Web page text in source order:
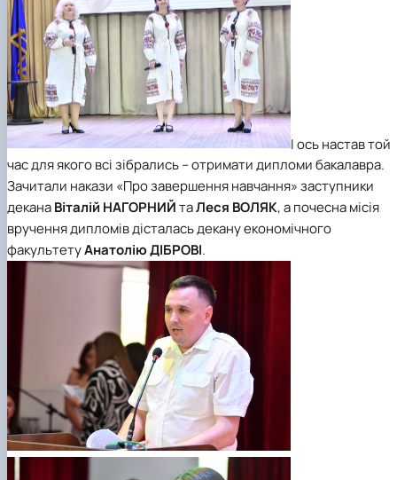
І ось настав той
час для якого всі зібрались – отримати дипломи бакалавра.
Зачитали накази «Про завершення навчання» заступники
деканаВіталій НАГОРНИЙтаЛеся ВОЛЯК, а почесна місія
вручення дипломів дісталась декану економічного
факультетуАнатолію ДІБРОВІ.